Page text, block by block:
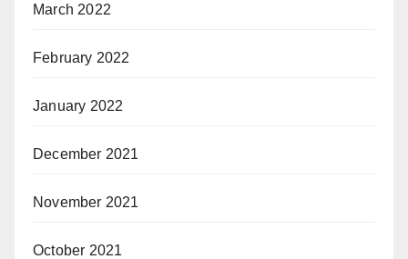
March 2022
February 2022
January 2022
December 2021
November 2021
October 2021